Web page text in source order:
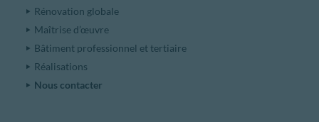
Rénovation globale
Maîtrise d’œuvre
Bâtiment professionnel et tertiaire
Réalisations
Nous contacter